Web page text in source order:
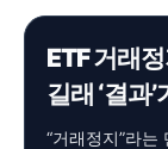
ETF 거래
길래 ‘결과
“거래정지”라는